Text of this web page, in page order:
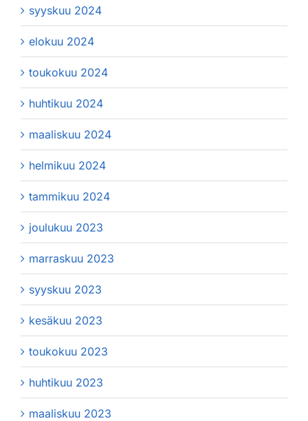
syyskuu 2024
elokuu 2024
toukokuu 2024
huhtikuu 2024
maaliskuu 2024
helmikuu 2024
tammikuu 2024
joulukuu 2023
marraskuu 2023
syyskuu 2023
kesäkuu 2023
toukokuu 2023
huhtikuu 2023
maaliskuu 2023